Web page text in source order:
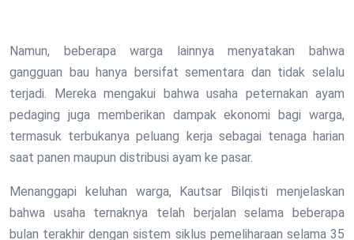
Namun, beberapa warga lainnya menyatakan bahwa
gangguan bau hanya bersifat sementara dan tidak selalu
terjadi. Mereka mengakui bahwa usaha peternakan ayam
pedaging juga memberikan dampak ekonomi bagi warga,
termasuk terbukanya peluang kerja sebagai tenaga harian
saat panen maupun distribusi ayam ke pasar.
Menanggapi keluhan warga, Kautsar Bilqisti menjelaskan
bahwa usaha ternaknya telah berjalan selama beberapa
bulan terakhir dengan sistem siklus pemeliharaan selama 35